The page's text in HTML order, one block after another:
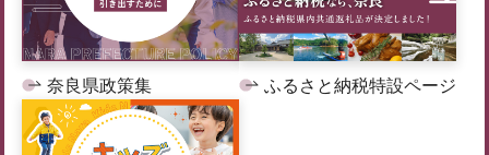
奈良県政策集 ふるさと納税特設ページ